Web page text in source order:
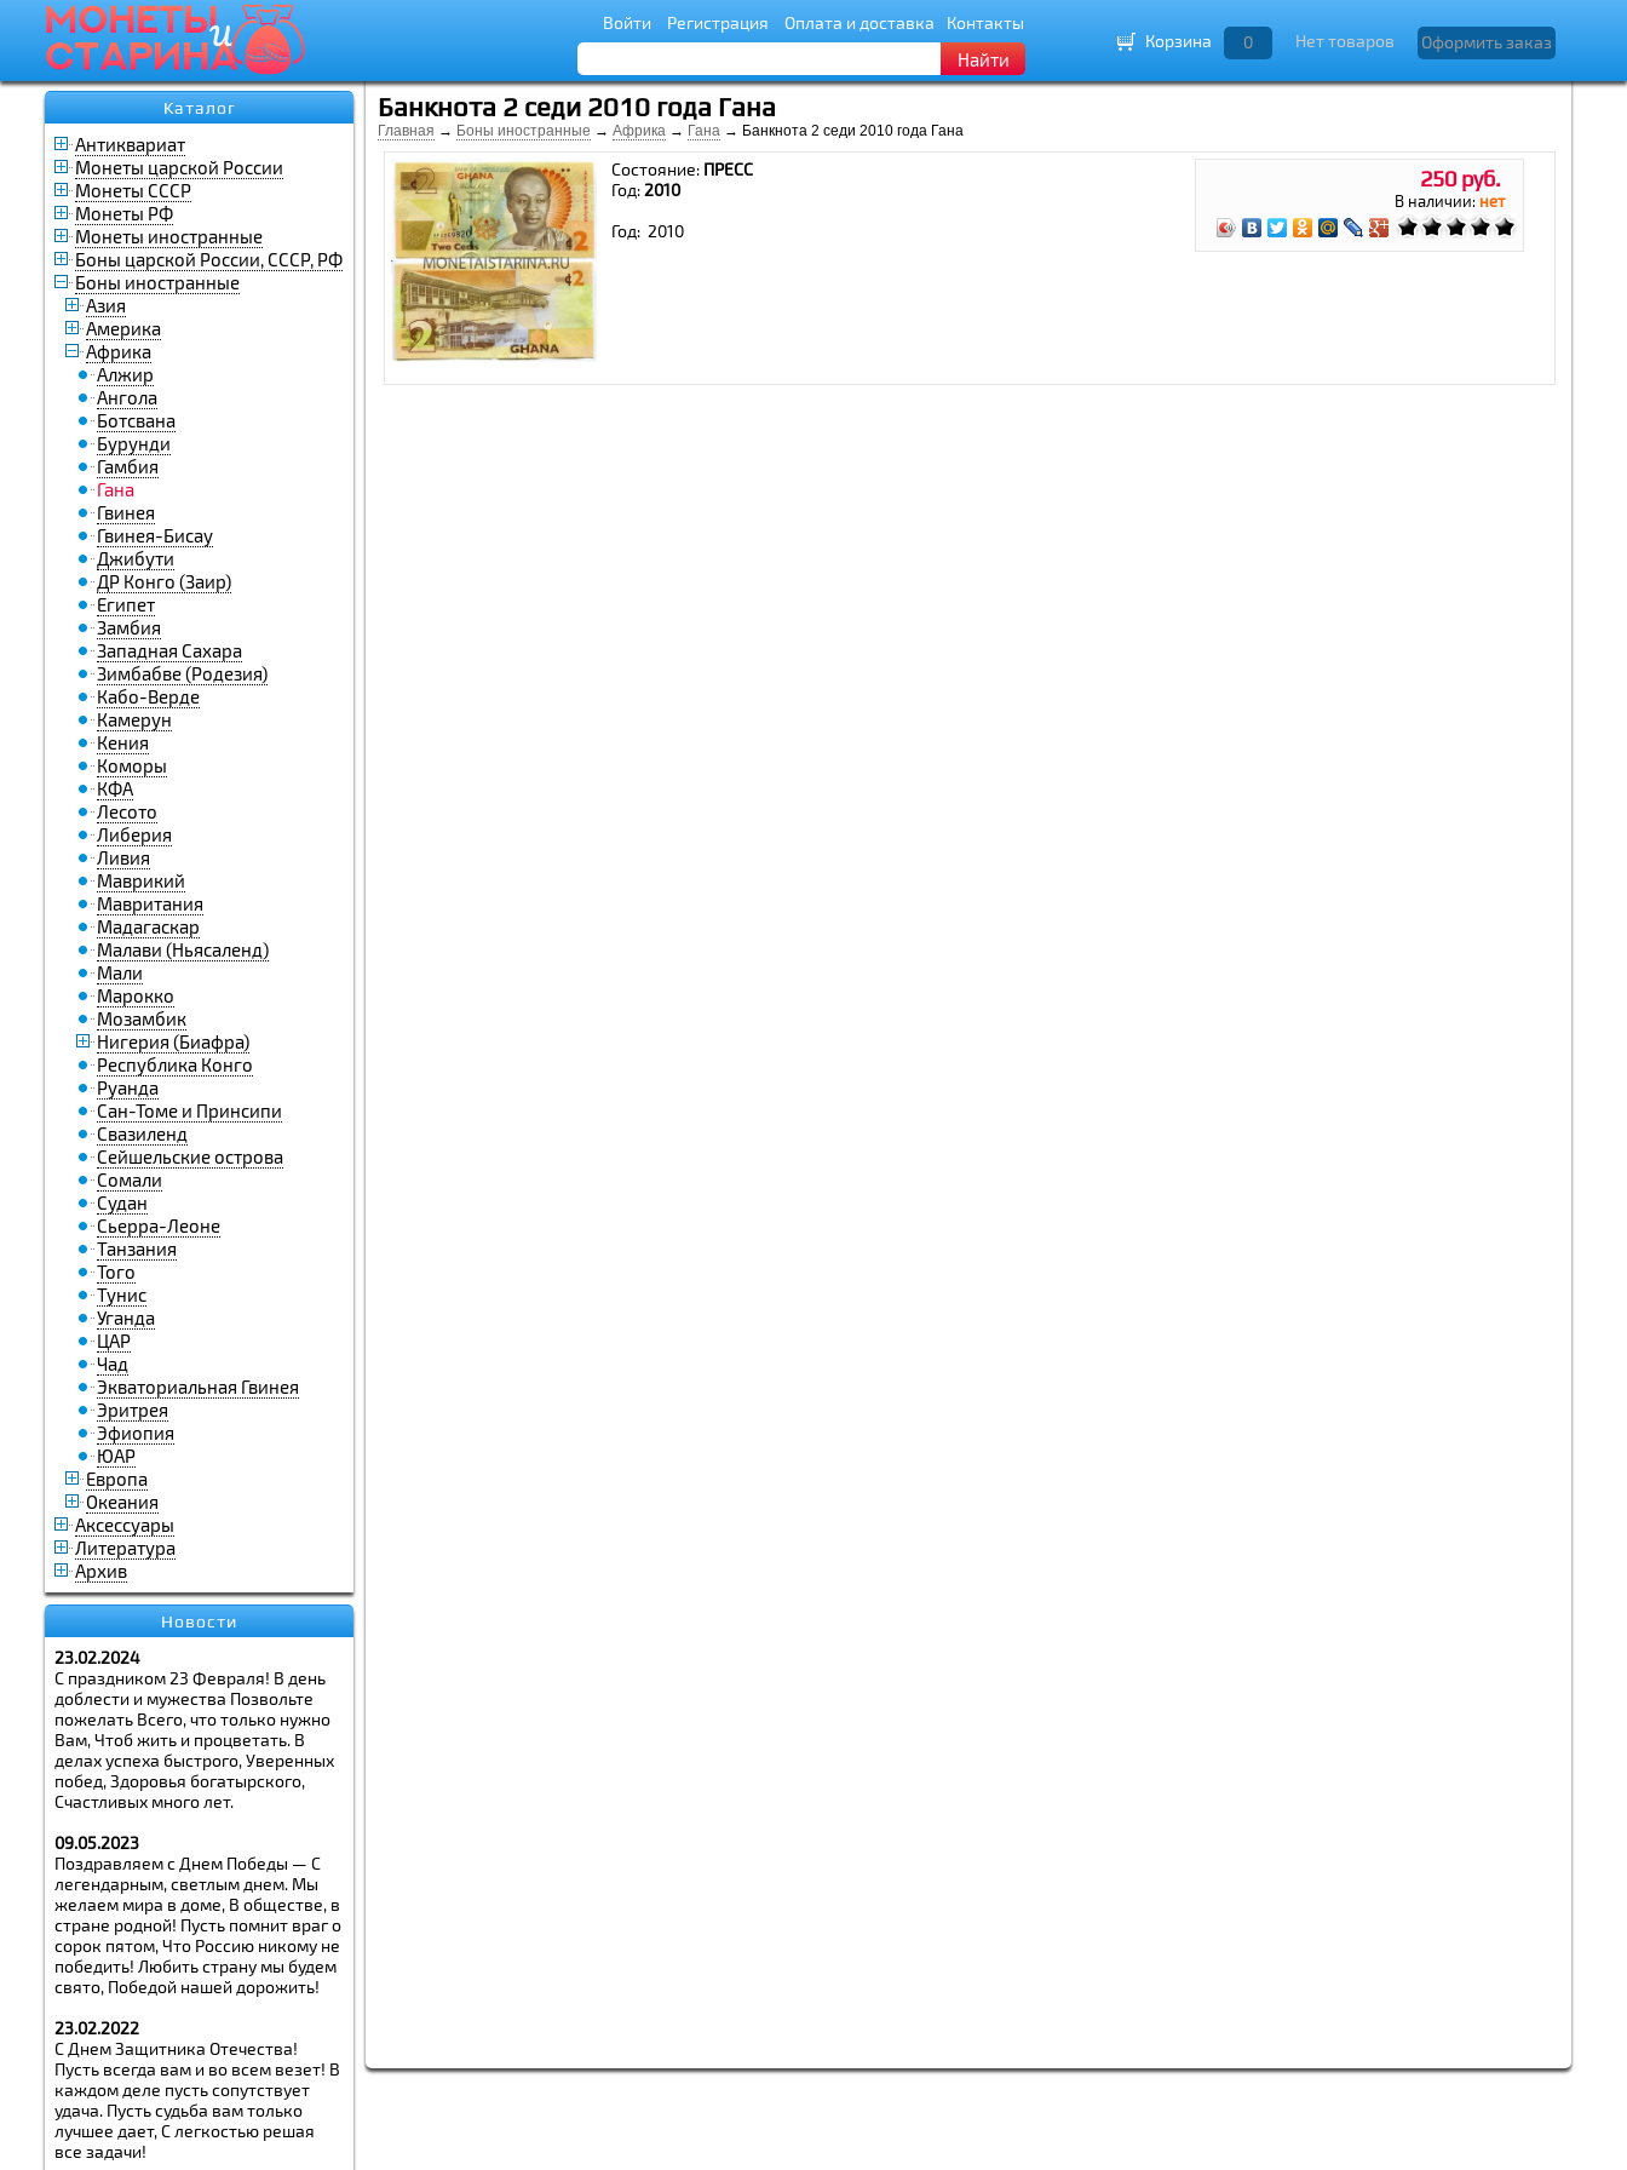
Войти Регистрация Оплата и доставка Контакты
Найти
Корзина 0 Нет товаров Оформить заказ
Каталог
Антиквариат
Монеты царской России
Монеты СССР
Монеты РФ
Монеты иностранные
Боны царской России, СССР, РФ
Боны иностранные
Азия
Америка
Африка
Алжир
Ангола
Ботсвана
Бурунди
Гамбия
Гана
Гвинея
Гвинея-Бисау
Джибути
ДР Конго (Заир)
Египет
Замбия
Западная Сахара
Зимбабве (Родезия)
Кабо-Верде
Камерун
Кения
Коморы
КФА
Лесото
Либерия
Ливия
Маврикий
Мавритания
Мадагаскар
Малави (Ньясаленд)
Мали
Марокко
Мозамбик
Нигерия (Биафра)
Республика Конго
Руанда
Сан-Томе и Принсипи
Свазиленд
Сейшельские острова
Сомали
Судан
Сьерра-Леоне
Танзания
Того
Тунис
Уганда
ЦАР
Чад
Экваториальная Гвинея
Эритрея
Эфиопия
ЮАР
Европа
Океания
Аксессуары
Литература
Архив
Новости
23.02.2024
С праздником 23 Февраля! В день
доблести и мужества Позвольте
пожелать Всего, что только нужно
Вам, Чтоб жить и процветать. В
делах успеха быстрого, Уверенных
побед, Здоровья богатырского,
Счастливых много лет.
09.05.2023
Поздравляем с Днем Победы — С
легендарным, светлым днем. Мы
желаем мира в доме, В обществе, в
стране родной! Пусть помнит враг о
сорок пятом, Что Россию никому не
победить! Любить страну мы будем
свято, Победой нашей дорожить!
23.02.2022
С Днем Защитника Отечества!
Пусть всегда вам и во всем везет! В
каждом деле пусть сопутствует
удача. Пусть судьба вам только
лучшее дает, С легкостью решая
все задачи!
Банкнота 2 седи 2010 года Гана
Главная → Боны иностранные → Африка → Гана → Банкнота 2 седи 2010 года Гана
250 руб.
В наличии: нет
Состояние: ПРЕСС
Год:2010
Год: 2010